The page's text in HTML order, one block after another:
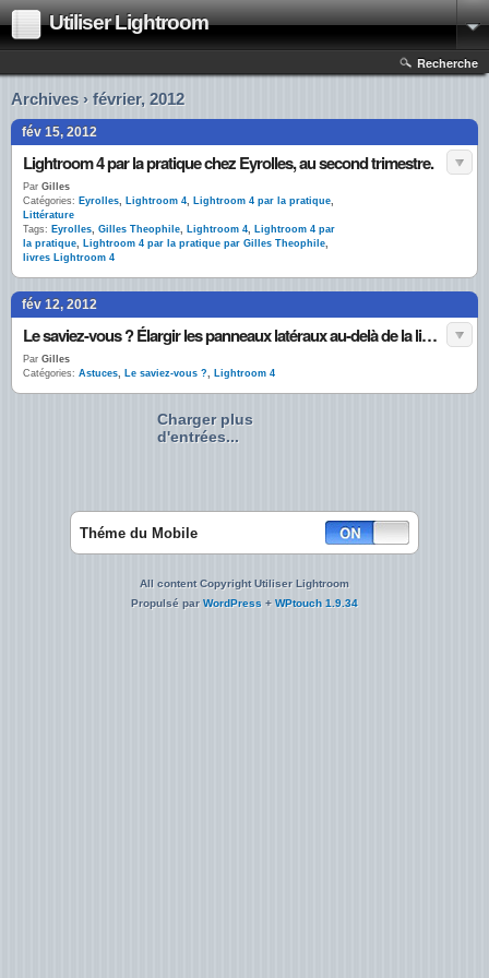
Utiliser Lightroom
Recherche
Archives › février, 2012
fév 15, 2012
Lightroom 4 par la pratique chez Eyrolles, au second trimestre.
Par Gilles
Catégories: Eyrolles, Lightroom 4, Lightroom 4 par la pratique,
Littérature
Tags: Eyrolles, Gilles Theophile, Lightroom 4, Lightroom 4 par
la pratique, Lightroom 4 par la pratique par Gilles Theophile,
livres Lightroom 4
fév 12, 2012
Le saviez-vous ? Élargir les panneaux latéraux au-delà de la limite théorique (Mac seulement)
Par Gilles
Catégories: Astuces, Le saviez-vous ?, Lightroom 4
Charger plus
d'entrées...
Théme du Mobile
All content Copyright Utiliser Lightroom
Propulsé parWordPress + WPtouch 1.9.34